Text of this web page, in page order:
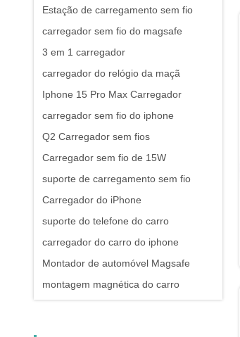
Estação de carregamento sem fio
carregador sem fio do magsafe
3 em 1 carregador
carregador do relógio da maçã
Iphone 15 Pro Max Carregador
carregador sem fio do iphone
Q2 Carregador sem fios
Carregador sem fio de 15W
suporte de carregamento sem fio
Carregador do iPhone
suporte do telefone do carro
carregador do carro do iphone
Montador de automóvel Magsafe
montagem magnética do carro